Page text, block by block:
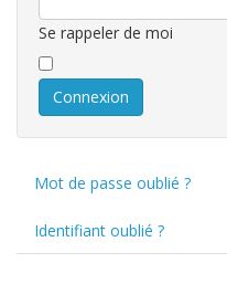
Se rappeler de moi
Connexion
Mot de passe oublié ?
Identifiant oublié ?